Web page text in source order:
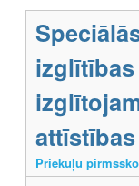
Priekuļu